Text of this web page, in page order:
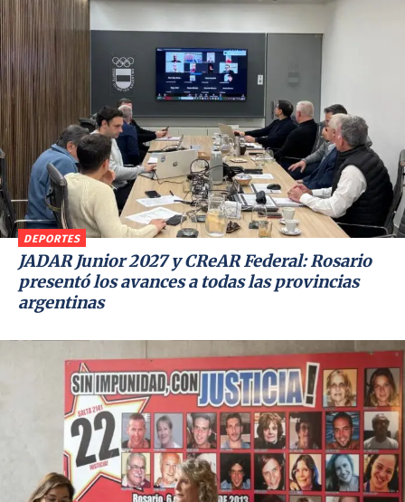
DEPORTES
JADAR Junior 2027 y CReAR Federal: Rosario
presentó los avances a todas las provincias
argentinas